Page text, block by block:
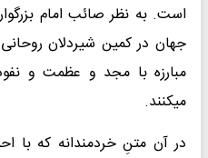
است. به نظر صائب امام
جهان در کمین شیردلان
مبارزه با مجد و عظمت و
میکنند.
در آن متنِ خردمندانه که با